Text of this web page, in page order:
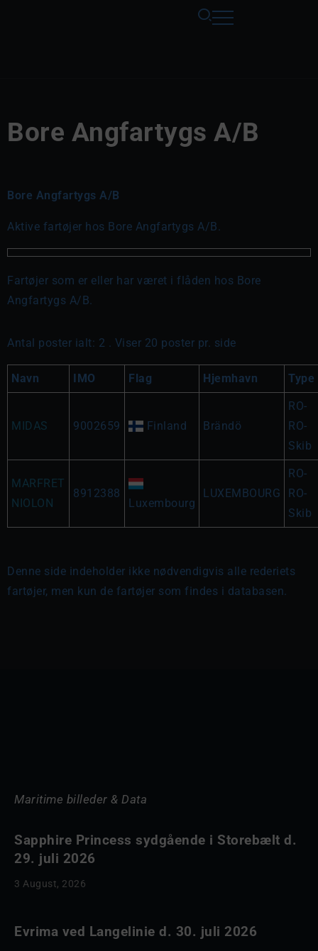
Bore Angfartygs A/B
Bore Angfartygs A/B
Aktive fartøjer hos Bore Angfartygs A/B.
Fartøjer som er eller har været i flåden hos Bore
Angfartygs A/B.
Antal poster ialt: 2 . Viser 20 poster pr. side
Navn IMO Flag Hjemhavn Type
MIDAS 9002659 Finland Brändö
RO-
RO-
Skib
MARFRET
NIOLON
8912388
Luxembourg
LUXEMBOURG
RO-
RO-
Skib
Denne side indeholder ikke nødvendigvis alle rederiets
fartøjer, men kun de fartøjer som findes i databasen.
Maritime billeder & Data
Sapphire Princess sydgående i Storebælt d.
29. juli 2026
3 August, 2026
Evrima ved Langelinie d. 30. juli 2026